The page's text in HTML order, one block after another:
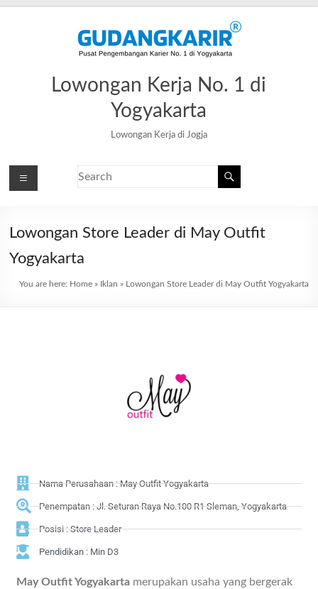
Lowongan Kerja No. 1 di
Yogyakarta
Lowongan Kerja di Jogja
Lowongan Store Leader di May Outfit
Yogyakarta
You are here: Home» Iklan » Lowongan Store Leader di May Outfit Yogyakarta
Nama Perusahaan : May Outfit Yogyakarta
Penempatan : Jl. Seturan Raya No.100 R1 Sleman, Yogyakarta
Posisi : Store Leader
Pendidikan : Min D3
May Outfit Yogyakarta merupakan usaha yang bergerak